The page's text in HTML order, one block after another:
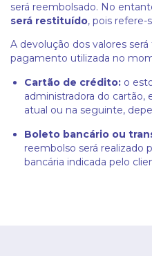
será reembolsado. No
será restituído, pois refere-
A devolução dos valores
pagamento utilizada no
Cartão de crédito: o
administradora do cartão,
atual ou na seguinte,
Boleto bancário ou
reembolso será realizado
bancária indicada pelo